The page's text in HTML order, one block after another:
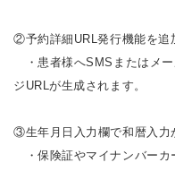
②予約詳細URL発行機能を追
・患者様へSMSまたはメ
ジURLが生成されます。
③生年月日入力欄で和暦入力
・保険証やマイナンバーカ